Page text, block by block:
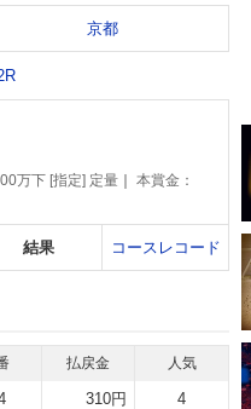
京都
万下 [指定] 定量
本賞金：
結果 コースレコード
払戻金 人気
310円 4